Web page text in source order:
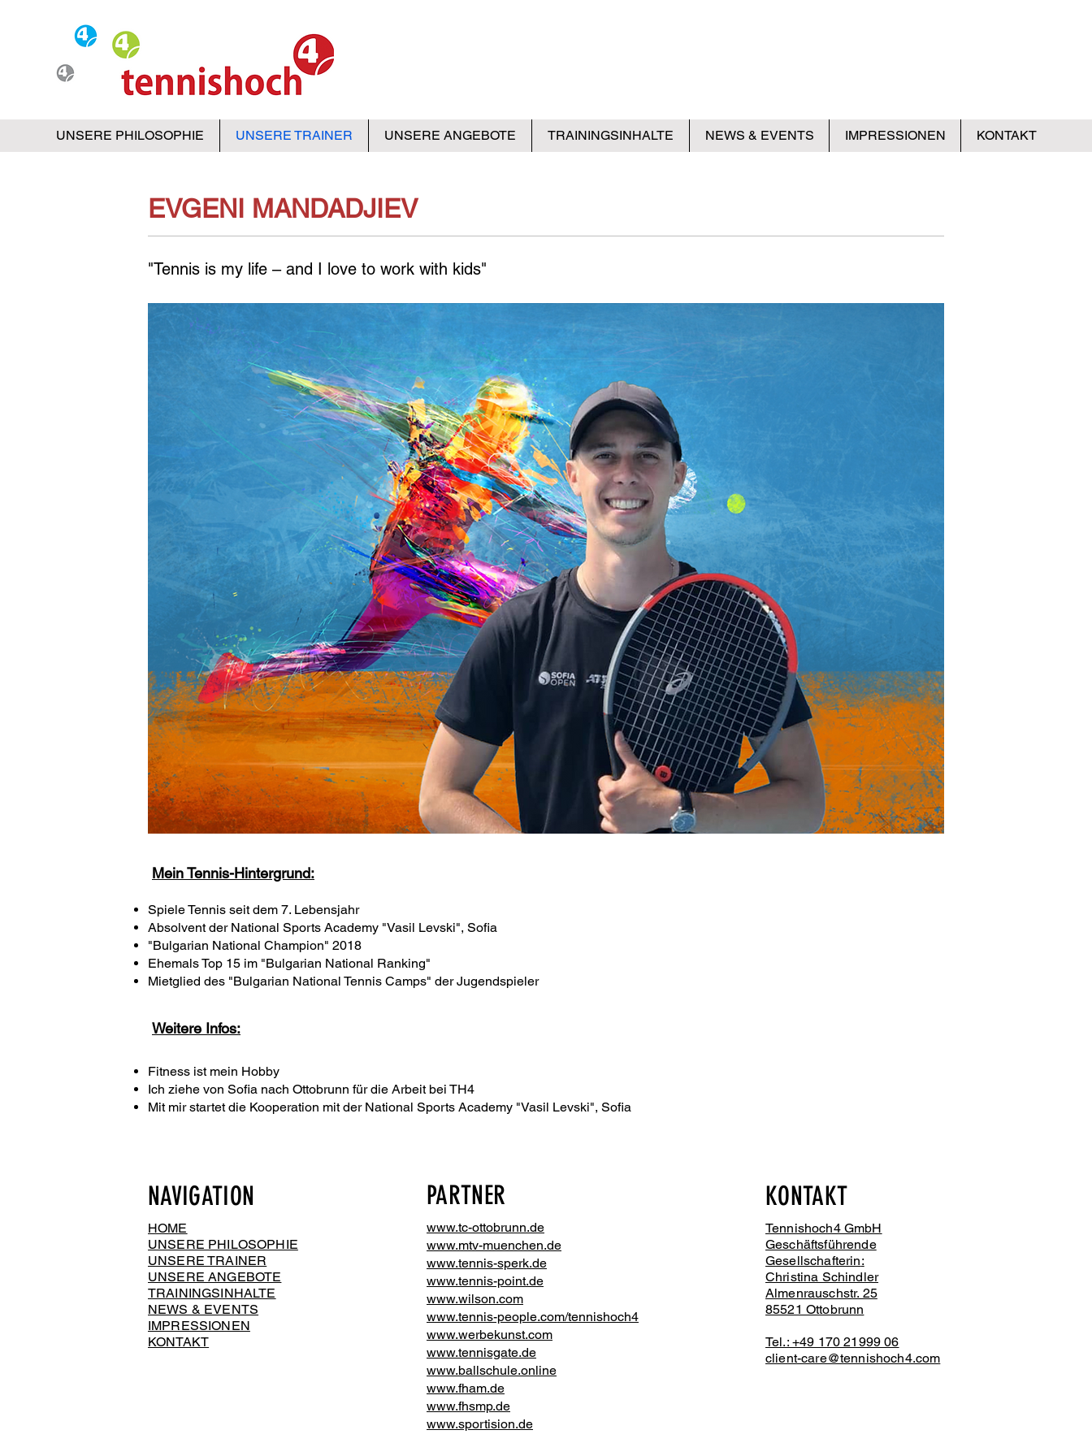
UNSERE PHILOSOPHIE UNSERE TRAINER UNSERE ANGEBOTE TRAININGSINHALTE NEWS & EVENTS IMPRESSIONEN KONTAKT
EVGENI MANDADJIEV
"Tennis is my life – and I love to work with kids"
Mein Tennis-Hintergrund:
Spiele Tennis seit dem 7. Lebensjahr
Absolvent der National Sports Academy "Vasil Levski", Sofia
"Bulgarian National Champion" 2018
Ehemals Top 15 im "Bulgarian National Ranking"
Mietglied des "Bulgarian National Tennis Camps" der Jugendspieler
Weitere Infos:
Fitness ist mein Hobby
Ich ziehe von Sofia nach Ottobrunn für die Arbeit bei TH4
Mit mir startet die Kooperation mit der National Sports Academy "Vasil Levski", Sofia
NAVIGATION
HOME
UNSERE PHILOSOPHIE
UNSERE TRAINER
UNSERE ANGEBOTE
TRAININGSINHALTE
NEWS & EVENTS
IMPRESSIONEN
KONTAKT
PARTNER
www.tc-ottobrunn.de
www.mtv-muenchen.de
www.tennis-sperk.de
www.tennis-point.de
www.wilson.com
www.tennis-people.com/tennishoch4
www.werbekunst.com
www.tennisgate.de
www.ballschule.online
www.fham.de
www.fhsmp.de
www.sportision.de
KONTAKT
Tennishoch4 GmbH
Geschäftsführende
Gesellschafterin:
Christina Schindler
Almenrauschstr. 25
85521 Ottobrunn
Tel.: +49 170 21999 06
client-care@tennishoch4.com